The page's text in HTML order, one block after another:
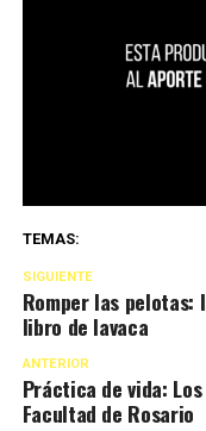
TEMAS:
SIGUIENTE
Romper las pelotas:
libro de lavaca
ANTERIOR
Práctica de vida:
Facultad de Rosario